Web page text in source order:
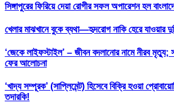
সিঙ্গাপুরের ফিরিয়ে দেয়া রোগীর সফল অপারেশন হল
খেলার মাঝখানে বুকে ব্যথা—হৃদরোগ নাকি হেরে যাওয়ার
‘জেকে লাইফস্টাইল’ – জীবন বদলানোর নামে নীরব মৃত্যু;
ফের আলোচনা
‘খাদ্য সম্পূরক’ (সাপ্লিমেন্ট) হিসেবে বিক্রি হওয়া
তদারকি!